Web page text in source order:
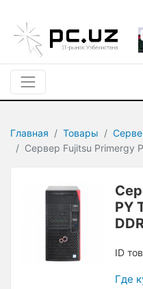
Главная Товары
Сервер Fujitsu Primergy
PY
ID
Где